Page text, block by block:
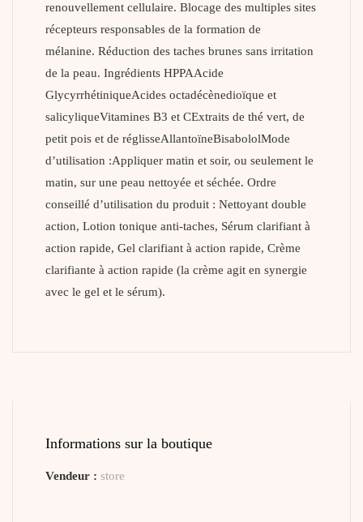
renouvellement cellulaire. Blocage des multiples sites
récepteurs responsables de la formation de
mélanine. Réduction des taches brunes sans irritation
de la peau. Ingrédients HPPAAcide
GlycyrrhétiniqueAcides octadécènedioïque et
salicyliqueVitamines B3 et CExtraits de thé vert, de
petit pois et de réglisseAllantoïneBisabololMode
d’utilisation :Appliquer matin et soir, ou seulement le
matin, sur une peau nettoyée et séchée. Ordre
conseillé d’utilisation du produit : Nettoyant double
action, Lotion tonique anti-taches, Sérum clarifiant à
action rapide, Gel clarifiant à action rapide, Crème
clarifiante à action rapide (la crème agit en synergie
avec le gel et le sérum).
Informations sur la boutique
Vendeur : store